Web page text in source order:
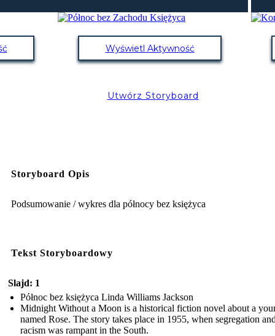
Wyświetl Aktywność
Utwórz Storyboard
Storyboard Opis
Podsumowanie / wykres dla północy bez księżyca
Tekst Storyboardowy
Slajd: 1
Północ bez księżyca Linda Williams Jackson
Midnight Without a Moon is a historical fiction novel about a
named Rose. The story takes place in 1955, when segregation
racism was rampant in the South.